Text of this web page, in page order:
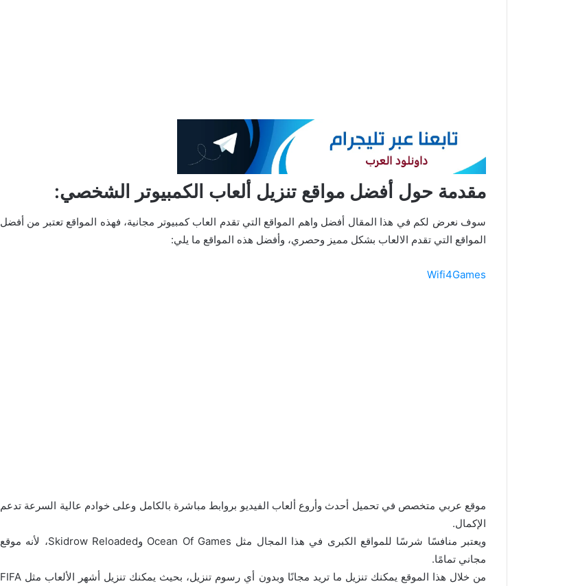
مقدمة حول أفضل مواقع تنزيل ألعاب الكمبيوتر الشخصي:
سوف نعرض لكم في هذا المقال أفضل واهم المواقع التي تقدم العاب كمبيوتر مجانية، فهذه المواقع تعتبر من أفضل
المواقع التي تقدم الالعاب بشكل مميز وحصري، وأفضل هذه المواقع ما يلي:
Wifi4Games
موقع عربي متخصص في تحميل أحدث وأروع ألعاب الفيديو بروابط مباشرة بالكامل وعلى خوادم عالية السرعة تدعم
الإكمال.
ويعتبر منافسًا شرسًا للمواقع الكبرى في هذا المجال مثل Ocean Of Games وSkidrow Reloaded، لأنه موقع
مجاني تمامًا.
من خلال هذا الموقع يمكنك تنزيل ما تريد مجانًا وبدون أي رسوم تنزيل، بحيث يمكنك تنزيل أشهر الألعاب مثل FIFA